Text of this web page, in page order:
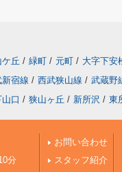
丘 / 緑町 / 元町 / 大字下安
宿線 / 西武狭山線 / 武蔵野
山口 / 狭山ヶ丘 / 新所沢 / 東
分
お問い合わせ
スタッフ紹介